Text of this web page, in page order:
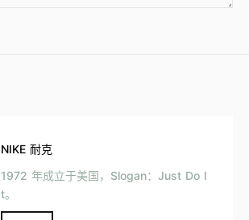
NIKE 耐克
1972 年成立于美国，Slogan：Just Do I
t。